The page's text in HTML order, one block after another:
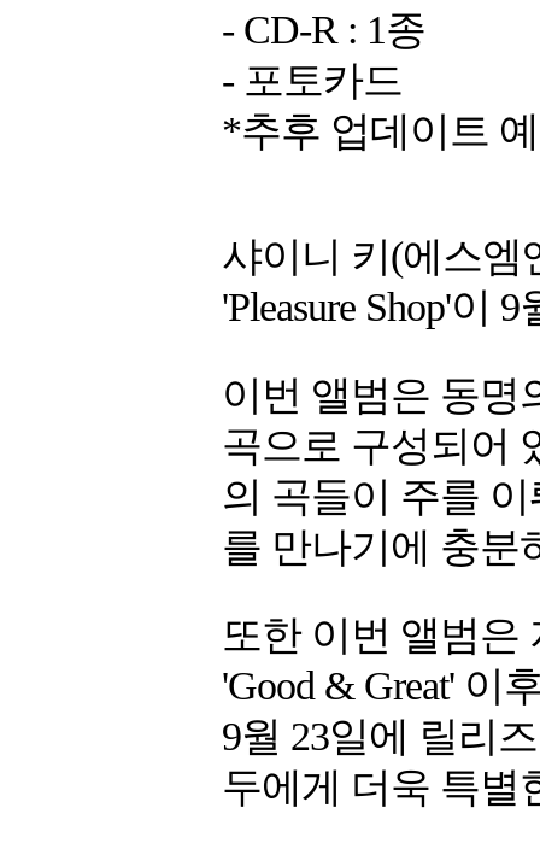
- CD-R : 1종
- 포토카드
*추후 업데이트
샤이니 키(에스엠
'Pleasure Shop'이
이번 앨범은 동명
곡으로 구성되어
의 곡들이 주를
를 만나기에 충분
또한 이번 앨범은
'Good & Great' 이
9월 23일에 릴리
두에게 더욱 특별